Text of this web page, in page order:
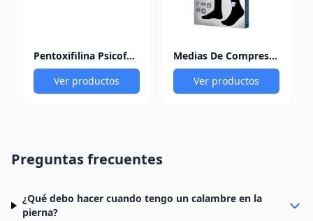
Pentoxifilina Psicofarma 400Mg X 30 Tabletas
Ver productos
Medias De Compresión Benefic Uomo Talla 3 Color Negro
Ver productos
Preguntas frecuentes
¿Qué debo hacer cuando tengo un calambre en la
pierna?